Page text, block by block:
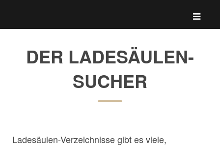
DER LADESÄULEN-
SUCHER
Ladesäulen-Verzeichnisse gibt es viele,